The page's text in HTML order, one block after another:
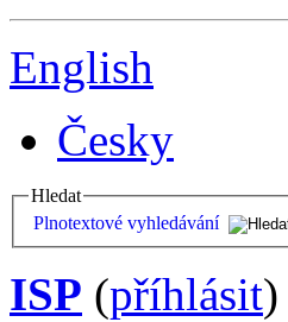
English
Česky
Hledat
Plnotextové vyhledávání
ISP (příhlásit)